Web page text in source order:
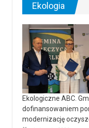
Ekologia
Ekologiczne ABC.
dofinansowaniem
modernizację